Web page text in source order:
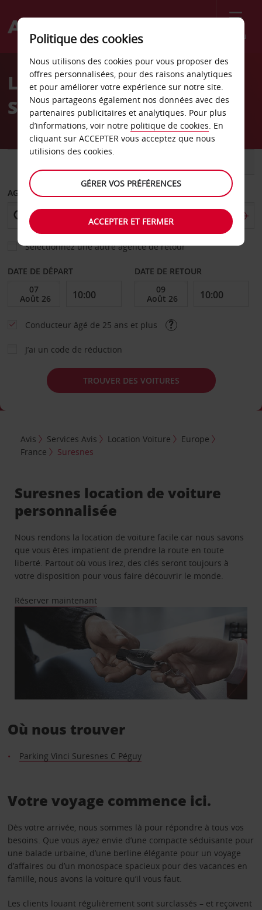
Menu
Welcome
AvisLocation de voiture
Suresnes
AGENCE DE DÉPART
Sélectionnez une autre agence de retour
DATE DE DÉPART DATE DE RETOUR
Conducteur âgé de 25 ans et plus
J’ai un code de réduction
TROUVER DES VOITURES
Avis Services Avis Location Voiture
Europe
France
Suresnes
Suresnes location de voiture
personnalisée
Nous rendons la location de voiture facile car nous savons
que vous êtes impatient de prendre la route en toute
liberté. Partout où vous irez, des clés seront toujours à
votre disposition pour vous faire découvrir le monde.
Réserver maintenant
Où nous trouver
Parking Vinci Suresnes C Péguy
Votre voyage commence ici.
Dès votre arrivée, nous sommes là pour répondre à tous vos
besoins. Que vous ayez envie d’une compacte séduisante pour
une balade urbaine, d’une berline élégante pour un voyage
d’affaires ou d’un monospace spacieux pour des vacances en
famille, nous avons la voiture qu’il vous faut.
Les clients louant régulièrement sont surclassés – et reçoivent
Politique des cookies
Nous utilisons des cookies pour vous proposer des
offres personnalisées, pour des raisons analytiques
et pour améliorer votre expérience sur notre site.
Nous partageons également nos données avec des
partenaires publicitaires et analytiques. Pour plus
d’informations, voir notre politique de cookies. En
cliquant sur ACCEPTER vous acceptez que nous
utilisions des cookies.
GÉRER VOS PRÉFÉRENCES
ACCEPTER ET FERMER